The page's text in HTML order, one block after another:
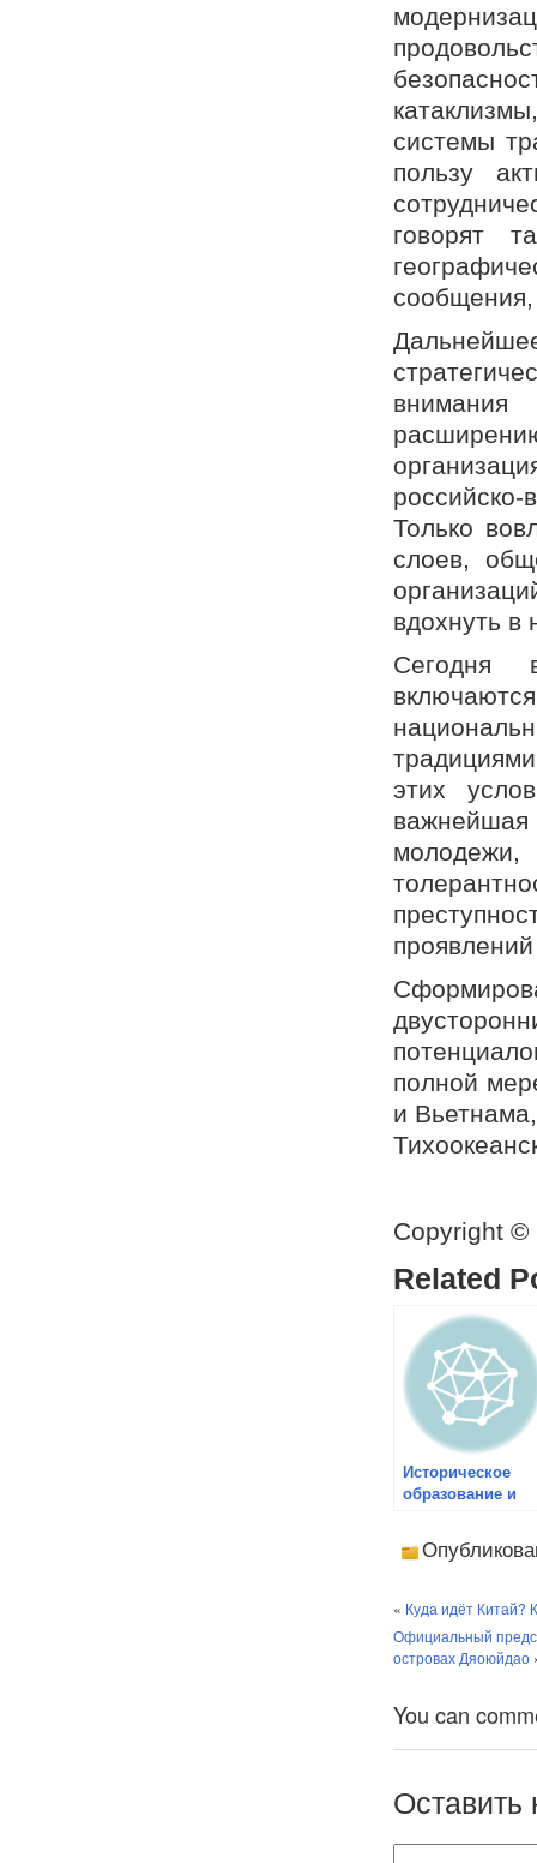
системы
пользу
говорят
сообщения,
Только
слоев,
вдохнуть в
Сегодня
этих
полной
и
Copyright ©
Related
Историческое
образование и
странах АТР
« Куда идёт Китай?
Официальный
островах Дяоюйдао
You can
Оставить